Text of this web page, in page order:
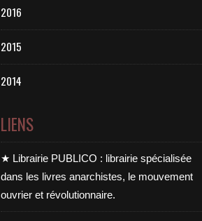
2016
2015
2014
LIENS
★ Librairie PUBLICO : librairie spécialisée
dans les livres anarchistes, le mouvement
ouvrier et révolutionnaire.